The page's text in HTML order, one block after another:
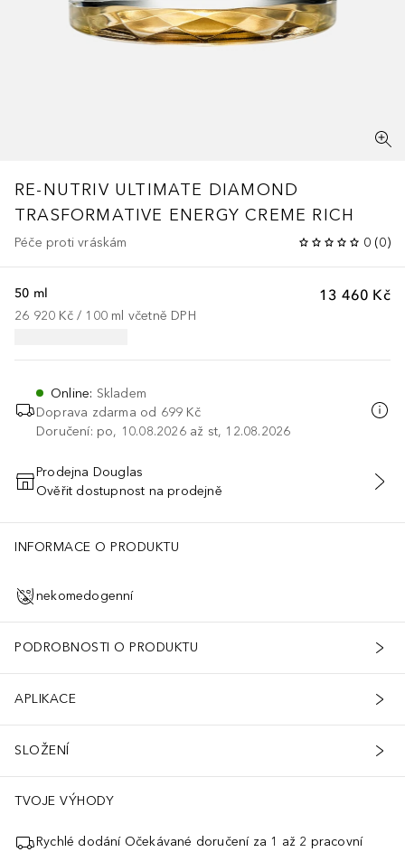
RE-NUTRIV ULTIMATE DIAMOND
TRASFORMATIVE ENERGY CREME RICH
Péče proti vráskám 0 (0)
13 460 Kč
50 ml
26 920 Kč / 100 ml včetně DPH
Online: Skladem
Doprava zdarma od 699 Kč
Doručení: po, 10.08.2026 až st, 12.08.2026
PŘIDAT DO KOŠÍKU
Prodejna Douglas
Ověřit dostupnost na prodejně
INFORMACE O PRODUKTU
nekomedogenní
PODROBNOSTI O PRODUKTU
APLIKACE
SLOŽENÍ
TVOJE VÝHODY
Rychlé dodání Očekávané doručení za 1 až 2 pracovní